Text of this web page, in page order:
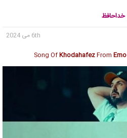
خداحافظ
6th می 2024
Song OfKhodahafezFrom